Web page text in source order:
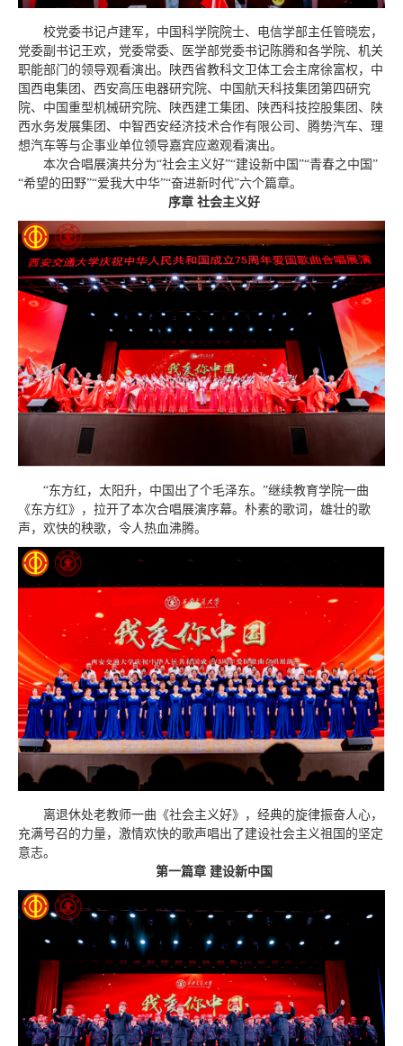
校党委书记卢建军，中国科学院院士、电信学部主任管晓宏，
党委副书记王欢，党委常委、医学部党委书记陈腾和各学院、机关
职能部门的领导观看演出。陕西省教科文卫体工会主席徐富权，中
国西电集团、西安高压电器研究院、中国航天科技集团第四研究
院、中国重型机械研究院、陕西建工集团、陕西科技控股集团、陕
西水务发展集团、中智西安经济技术合作有限公司、腾势汽车、理
想汽车等与企事业单位领导嘉宾应邀观看演出。
本次合唱展演共分为“社会主义好”“建设新中国”“青春之中国”
“希望的田野”“爱我大中华”“奋进新时代”六个篇章。
序章 社会主义好
“东方红，太阳升，中国出了个毛泽东。”继续教育学院一曲
《东方红》，拉开了本次合唱展演序幕。朴素的歌词，雄壮的歌
声，欢快的秧歌，令人热血沸腾。
离退休处老教师一曲《社会主义好》，经典的旋律振奋人心，
充满号召的力量，激情欢快的歌声唱出了建设社会主义祖国的坚定
意志。
第一篇章 建设新中国